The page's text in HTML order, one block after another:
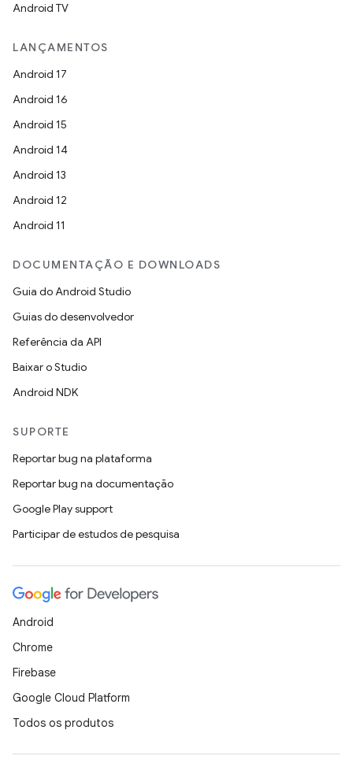
Android TV
LANÇAMENTOS
Android 17
Android 16
Android 15
Android 14
Android 13
Android 12
Android 11
DOCUMENTAÇÃO E DOWNLOADS
Guia do Android Studio
Guias do desenvolvedor
Referência da API
Baixar o Studio
Android NDK
SUPORTE
Reportar bug na plataforma
Reportar bug na documentação
Google Play support
Participar de estudos de pesquisa
Android
Chrome
Firebase
Google Cloud Platform
Todos os produtos